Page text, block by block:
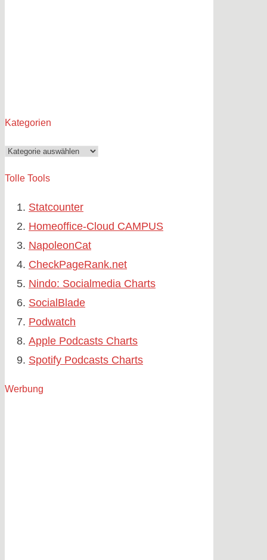
Kategorien
Kategorien
Tolle Tools
Statcounter
Homeoffice-Cloud CAMPUS
NapoleonCat
CheckPageRank.net
Nindo: Socialmedia Charts
SocialBlade
Podwatch
Apple Podcasts Charts
Spotify Podcasts Charts
Werbung